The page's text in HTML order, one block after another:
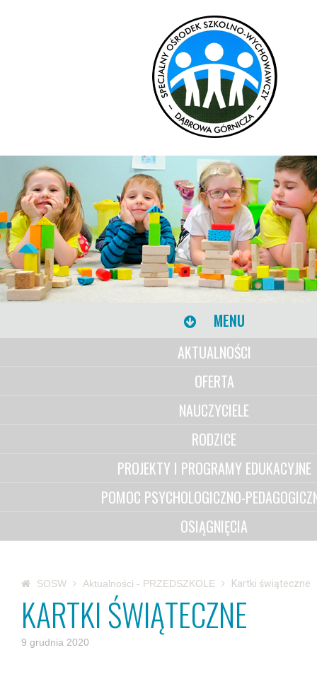
MENU
AKTUALNOŚCI
OFERTA
NAUCZYCIELE
RODZICE
PROJEKTY I PROGRAMY EDUKACYJNE
POMOC PSYCHOLOGICZNO-
OSIĄGNIĘCIA
SOSW Aktualności - PRZEDSZKOLE Kartki świąteczne
KARTKI ŚWIĄTECZNE
9 grudnia 2020